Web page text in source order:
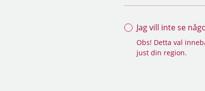
Jag vill inte se
Obs! Detta val
just din region.